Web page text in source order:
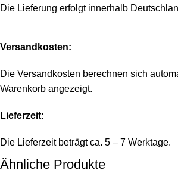
Die Lieferung erfolgt innerhalb
Versandkosten:
Die Versandkosten berechnen sich
Warenkorb angezeigt.
Lieferzeit:
Die Lieferzeit beträgt ca. 5 – 7 Werktage.
Ähnliche Produkte